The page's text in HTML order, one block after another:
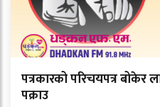
पत्रकारको परिचयपत्र बोकेर
पक्राउ